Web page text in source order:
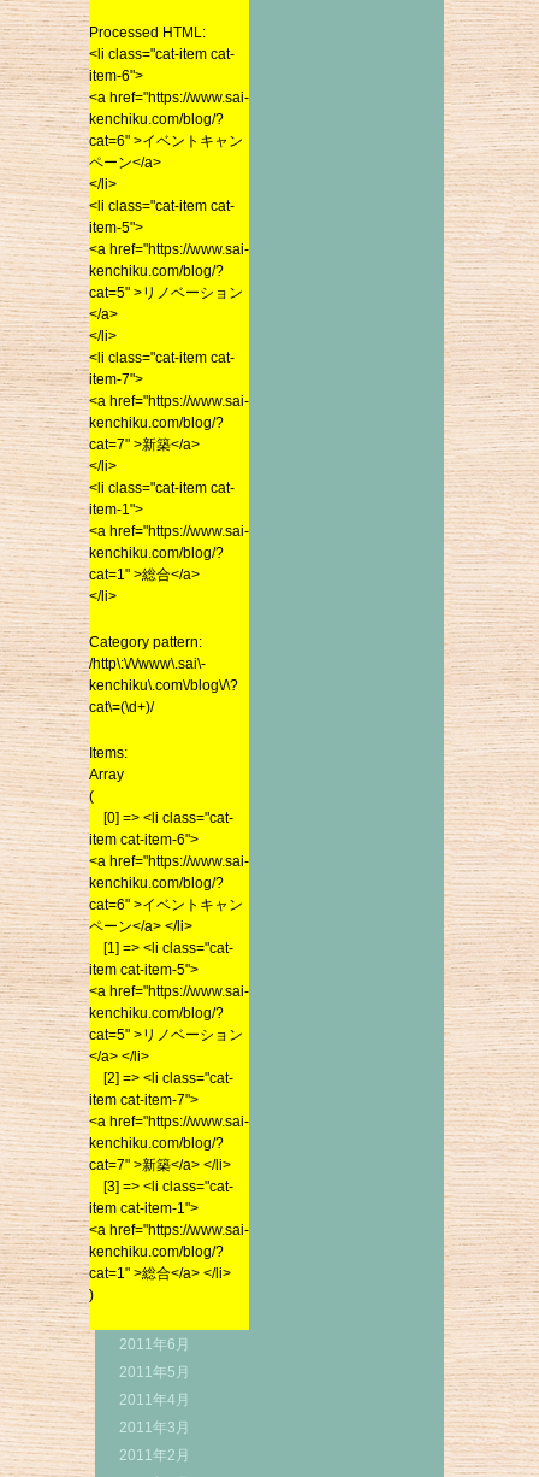
2015年5月
2015年4月
2015年3月
2015年2月
2015年1月
2014年11月
2014年10月
2014年9月
2014年8月
2014年5月
2014年4月
2014年3月
2014年1月
2013年12月
2013年11月
2013年10月
2013年7月
2013年6月
2013年5月
2013年3月
2013年1月
2012年12月
2012年11月
2012年10月
2012年9月
2012年8月
2012年7月
2012年6月
2012年5月
2012年3月
2012年2月
2012年1月
2011年12月
2011年11月
2011年10月
2011年9月
2011年6月
2011年5月
2011年4月
2011年3月
2011年2月
<li class="cat-item cat-
item-6">
<a href="https://www.sai-
kenchiku.com/blog/?
cat=6" >イベントキャン
ペーン</a>
</li>
<li class="cat-item cat-
item-5">
<a href="https://www.sai-
kenchiku.com/blog/?
cat=5" >リノベーション
</a>
</li>
<li class="cat-item cat-
item-7">
<a href="https://www.sai-
kenchiku.com/blog/?
cat=7" >新築</a>
</li>
<li class="cat-item cat-
item-1">
<a href="https://www.sai-
kenchiku.com/blog/?
cat=1" >総合</a>
</li>
/http\:\/\/www\.sai\-
kenchiku\.com\/blog\/\?
cat\=(\d+)/
Array
(
[0] => <li class="cat-
item cat-item-6">
<a href="https://www.sai-
kenchiku.com/blog/?
cat=6" >イベントキャン
ペーン</a> </li>
[1] => <li class="cat-
item cat-item-5">
<a href="https://www.sai-
kenchiku.com/blog/?
cat=5" >リノベーション
</a> </li>
[2] => <li class="cat-
item cat-item-7">
<a href="https://www.sai-
kenchiku.com/blog/?
cat=7" >新築</a> </li>
[3] => <li class="cat-
item cat-item-1">
<a href="https://www.sai-
kenchiku.com/blog/?
cat=1" >総合</a> </li>
)
Processed HTML:
<li class="cat-item cat-
item-6">
<a href="https://www.sai-
kenchiku.com/blog/?
cat=6" >イベントキャン
ペーン</a>
</li>
<li class="cat-item cat-
item-5">
<a href="https://www.sai-
kenchiku.com/blog/?
cat=5" >リノベーション
</a>
</li>
<li class="cat-item cat-
item-7">
<a href="https://www.sai-
kenchiku.com/blog/?
cat=7" >新築</a>
</li>
<li class="cat-item cat-
item-1">
<a href="https://www.sai-
kenchiku.com/blog/?
cat=1" >総合</a>
</li>
Category pattern:
/http\:\/\/www\.sai\-
kenchiku\.com\/blog\/\?
cat\=(\d+)/
Items:
Array
(
[0] => <li class="cat-
item cat-item-6">
<a href="https://www.sai-
kenchiku.com/blog/?
cat=6" >イベントキャン
ペーン</a> </li>
[1] => <li class="cat-
item cat-item-5">
<a href="https://www.sai-
kenchiku.com/blog/?
cat=5" >リノベーション
</a> </li>
[2] => <li class="cat-
item cat-item-7">
<a href="https://www.sai-
kenchiku.com/blog/?
cat=7" >新築</a> </li>
[3] => <li class="cat-
item cat-item-1">
<a href="https://www.sai-
kenchiku.com/blog/?
cat=1" >総合</a> </li>
)